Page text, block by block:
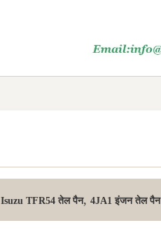
Isuzu TFR54 तेल पैन, 4JA1 इंजन तेल पैन